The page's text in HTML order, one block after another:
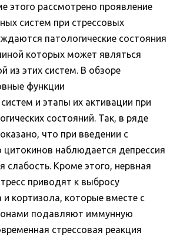
этого рассмотрено проявление
систем при стрессовых
патологические состояния
которых может являться
из этих систем. В обзоре
функции
и этапы их активации при
состояний. Так, в ряде
что при введении с
цитокинов наблюдается депрессия
Кроме этого, нервная
приводят к выбросу
и кортизола, которые вместе с
подавляют иммунную
стрессовая реакция